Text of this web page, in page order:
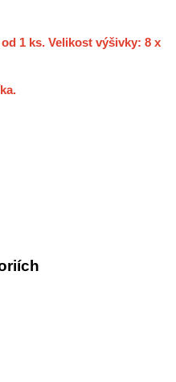
1 ks. Velikost výšivky: 8 x